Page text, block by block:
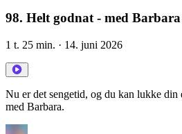
98. Helt godnat - med Barbara
1 t. 25 min. · 14. juni 2026
Nu er det sengetid, og du kan lukke
med Barbara.